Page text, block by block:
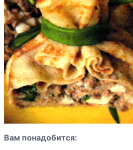
медом
Блинная
лапша с
белыми
грибами
Блинные
трубочки
Кружевные
блины
Вам понадобится: